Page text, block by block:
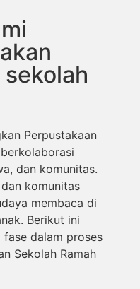
Perpustakaan
dan komunitas.
komunitas
membaca di
Berikut ini
dalam proses
Sekolah Ramah